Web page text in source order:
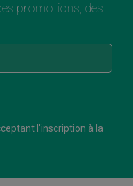
promotions, des
l’inscription à la